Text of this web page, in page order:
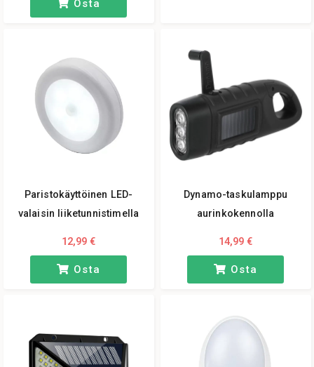
Osta
Paristokäyttöinen LED-
valaisin liiketunnistimella
12,99 €
Osta
Dynamo-taskulamppu
aurinkokennolla
14,99 €
Osta